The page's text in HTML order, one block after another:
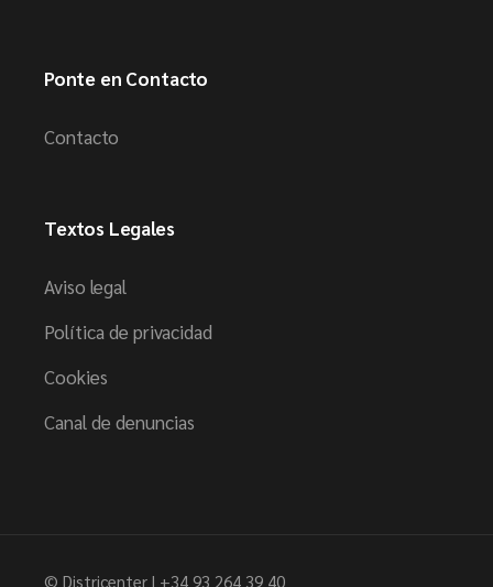
Ponte en Contacto
Contacto
Textos Legales
Aviso legal
Política de privacidad
Cookies
Canal de denuncias
© Districenter | +34 93 264 39 40